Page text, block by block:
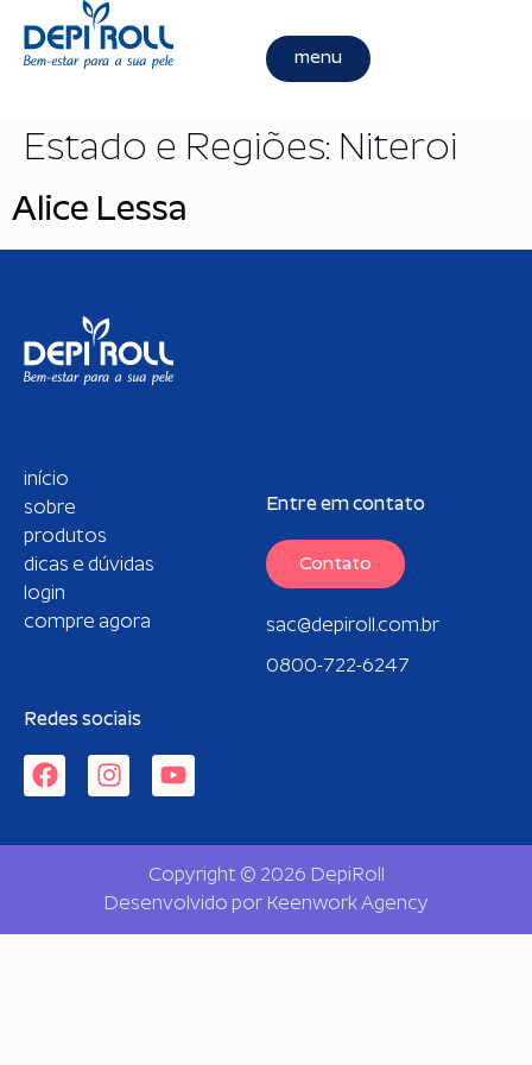
menu
Estado e Regiões: Niteroi
Alice Lessa
início
sobre
produtos
dicas e dúvidas
login
compre agora
Entre em contato
Contato
sac@depiroll.com.br
0800-722-6247
Redes sociais
Copyright © 2026 DepiRoll
Desenvolvido por Keenwork Agency